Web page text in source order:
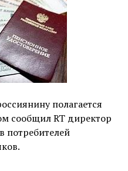
полагается
сообщил RT директор
потребителей